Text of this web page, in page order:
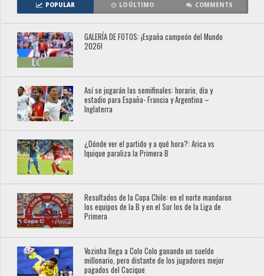
POPULAR LO ÚLTIMO COMMENTS
GALERÍA DE FOTOS: ¡España campeón del Mundo
2026!
Así se jugarán las semifinales: horario, día y
estadio para España- Francia y Argentina –
Inglaterra
¿Dónde ver el partido y a qué hora?: Arica vs
Iquique paraliza la Primera B
Resultados de la Copa Chile: en el norte mandaron
los equipos de la B y en el Sur los de la Liga de
Primera
Vozinha llega a Colo Colo ganando un sueldo
millonario, pero distante de los jugadores mejor
pagados del Cacique